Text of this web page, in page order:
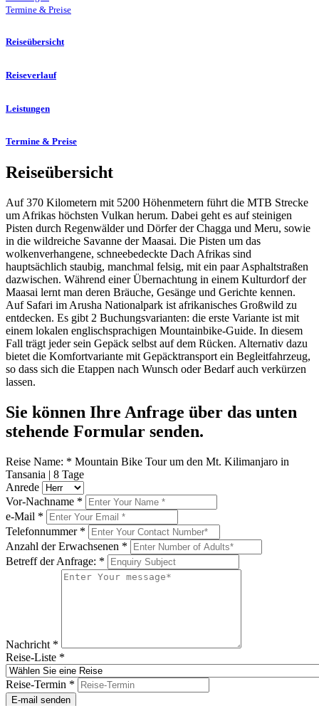
Termine & Preise
Reiseübersicht
Reiseverlauf
Leistungen
Termine & Preise
Reiseübersicht
Auf 370 Kilometern mit 5200 Höhenmetern führt die MTB Strecke
um Afrikas höchsten Vulkan herum. Dabei geht es auf steinigen
Pisten durch Regenwälder und Dörfer der Chagga und Meru, sowie
in die wildreiche Savanne der Maasai. Die Pisten um das
wolkenverhangene, schneebedeckte Dach Afrikas sind
hauptsächlich staubig, manchmal felsig, mit ein paar Asphaltstraßen
dazwischen. Während einer Übernachtung in einem Kulturdorf der
Maasai lernt man deren Bräuche, Gesänge und Gerichte kennen.
Auf Safari im Arusha Nationalpark ist afrikanisches Großwild zu
entdecken. Es gibt 2 Buchungsvarianten: die erste Variante ist mit
einem lokalen englischsprachigen Mountainbike-Guide. In diesem
Fall trägt jeder sein Gepäck selbst auf dem Rücken. Alternativ dazu
bietet die Komfortvariante mit Gepäcktransport ein Begleitfahrzeug,
so dass sich die Etappen nach Wunsch oder Bedarf auch verkürzen
lassen.
Sie können Ihre Anfrage über das unten
stehende Formular senden.
Reise Name: * Mountain Bike Tour um den Mt. Kilimanjaro in
Tansania | 8 Tage
Anrede
Vor-Nachname *
e-Mail *
Telefonnummer *
Anzahl der Erwachsenen *
Betreff der Anfrage: *
Nachricht *
Reise-Liste *
Reise-Termin *
E-mail senden